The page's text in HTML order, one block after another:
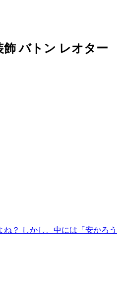
バトン レオター
？ しかし、中には「安かろう